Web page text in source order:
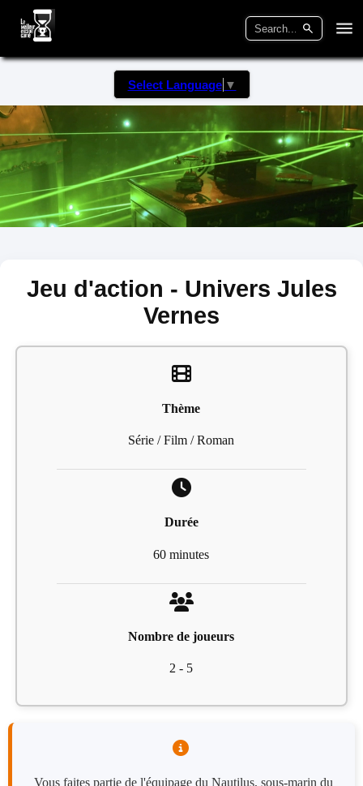
Select Language ▼
Jeu d'action - Univers Jules
Vernes
Thème
Série / Film / Roman
Durée
60 minutes
Nombre de joueurs
2 - 5
Vous faites partie de l'équipage du Nautilus, sous-marin du